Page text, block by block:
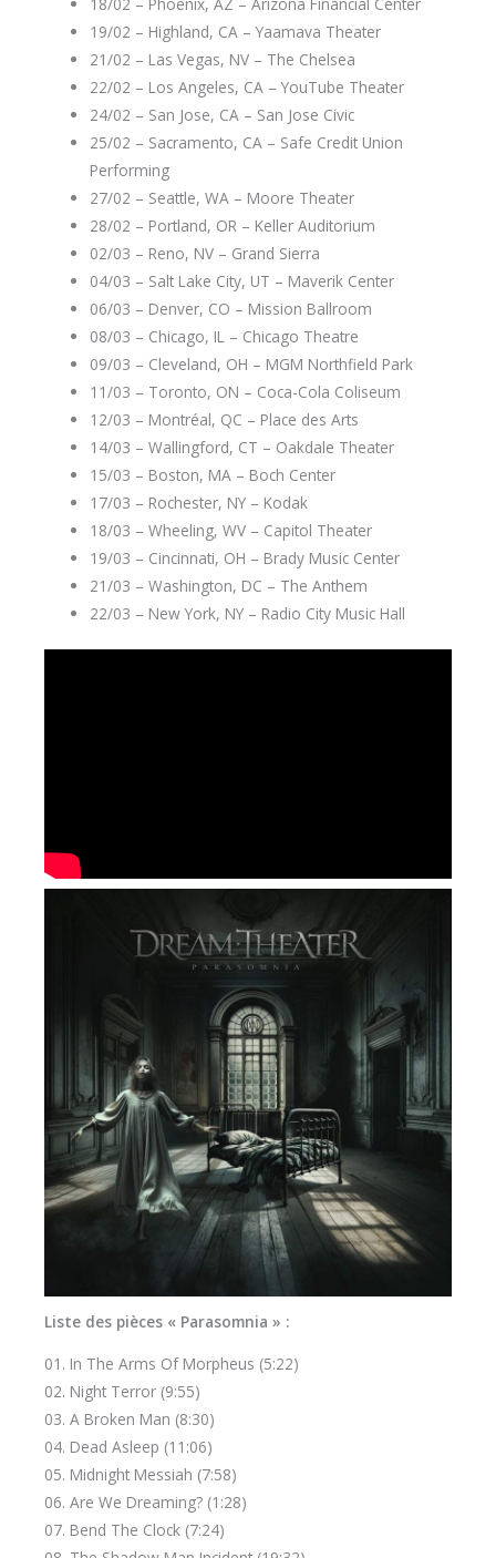
19/02 – Highland, CA – Yaamava Theater
21/02 – Las Vegas, NV – The Chelsea
22/02 – Los Angeles, CA – YouTube Theater
24/02 – San Jose, CA – San Jose Civic
25/02 – Sacramento, CA – Safe Credit Union
Performing
27/02 – Seattle, WA – Moore Theater
28/02 – Portland, OR – Keller Auditorium
02/03 – Reno, NV – Grand Sierra
04/03 – Salt Lake City, UT – Maverik Center
06/03 – Denver, CO – Mission Ballroom
08/03 – Chicago, IL – Chicago Theatre
09/03 – Cleveland, OH – MGM Northfield Park
11/03 – Toronto, ON – Coca-Cola Coliseum
12/03 – Montréal, QC – Place des Arts
14/03 – Wallingford, CT – Oakdale Theater
15/03 – Boston, MA – Boch Center
17/03 – Rochester, NY – Kodak
18/03 – Wheeling, WV – Capitol Theater
19/03 – Cincinnati, OH – Brady Music Center
21/03 – Washington, DC – The Anthem
22/03 – New York, NY – Radio City Music Hall
Liste des pièces « Parasomnia » :
01. In The Arms Of Morpheus (5:22)
02. Night Terror (9:55)
03. A Broken Man (8:30)
04. Dead Asleep (11:06)
05. Midnight Messiah (7:58)
06. Are We Dreaming? (1:28)
07. Bend The Clock (7:24)